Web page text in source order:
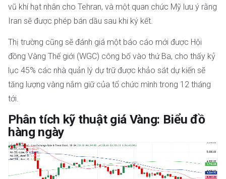
vũ khí hạt nhân cho Tehran, và một quan chức Mỹ lưu ý rằng
Iran sẽ được phép bán dầu sau khi ký kết.
Thị trường cũng sẽ đánh giá một báo cáo mới được Hội
đồng Vàng Thế giới (WGC) công bố vào thứ Ba, cho thấy kỷ
lục 45% các nhà quản lý dự trữ được khảo sát dự kiến sẽ
tăng lượng vàng nắm giữ của tổ chức mình trong 12 tháng
tới.
Phân tích kỹ thuật giá Vàng: Biểu đồ
hàng ngày